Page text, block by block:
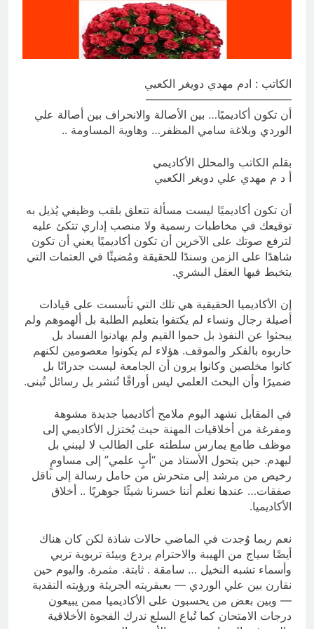
13 ساعة Ago
الكاتبان باقر الزبيدي ورياض سعد يحذران
من الجولاني (ح 5) (لو تغفلون عن
أسلحتكم وأمتعتكم فيميلون عليكم ميلة
الكاتب : ادم مهدي دويغر الكعبي
—————————————
أن تكون أكاديميًا… بين الأصالة والانحراف بين أصالة علي
الوردي وبلاغة سامي المظفر… وهاوية المساومة ..
بقلم الكاتب والمحلل الأكاديمي
أ د م مهدي علي دويغر الكعبي
أن تكون أكاديميًا ليست مسألة تتعلق بلقب وظيفي يُذيل به
توقيعك في مخاطبات رسمية ولا منصب إداري تتكئ عليه
لترفع صوتك على الآخرين أن تكون أكاديميًا يعني أن تكون
شاهدًا على الزمن وسندًا للحقيقة ومُضيئًا في العتمات التي
يتخبط فيها العقل البشري.
إن الأكاديميا الحقيقية هي تلك التي تأسست على قيادات
أصيلة رجال ونساء لم يكتفوا بتعليم الطلبة بل ألهموهم ولم
يبحثوا عن النفوذ بل حموا القيم ولم يهادنوا الفساد بل
حاربوه بالفكر والموقف. هؤلاء لم يكونوا معصومين لكنهم
كانوا مخلصين وكانوا يرون أن الجامعة ليست جدرانًا بل
ضميرًا وأن البحث العلمي ليس أوراقًا تُنشر بل رسائل تُبنى.
في المقابل نشهد اليوم ملامح أكاديميا جديدة مشوهة
ومفرغة من أخلاقيات المهنة حيث يُختزل الأكاديمي إلى
موظف طامع يمارس سلطته على الطالب لا ليبني بل
ليهدم. حين يتحول الأستاذ من “أبٍ علمي” إلى مساومٍ
رخيص من مرشد إلى متحرش من حامل رسالة إلى ناقل
صفقات… عندها نعلم أننا خسرنا شيئًا جوهريًا .. أخلاق
الأكاديميا.
نعم ربما وُجدت في الماضي حالات شاذة لكن كان هناك
أيضًا سياج من الهيبة والاحترام يردع وبيئة تربوية تربي
وأسماء تشبه النخيل … سامقة . ثابتة. مثمرة. واليوم حين
نقارن بين علي الوردي — بعبقريته الجريئة ورؤيته النقدية
— وبين بعض من يحسبون على الأكاديميا ممن يبيعون
درجات الامتحان كما تُباع السلع ندرك الفجوة الأخلاقية